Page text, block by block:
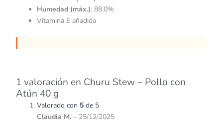
Humedad (máx.): 88.0%
Vitamina E añadida
1 valoración en Churu Stew – Pollo con
Atún 40 g
Valorado con 5 de 5
Claudia M. – 25/12/2025